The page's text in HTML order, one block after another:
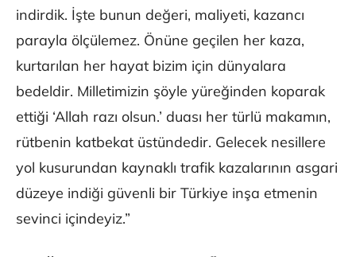
indirdik. İşte bunun değeri, maliyeti, kazancı
parayla ölçülemez. Önüne geçilen her kaza,
kurtarılan her hayat bizim için dünyalara
bedeldir. Milletimizin şöyle yüreğinden koparak
ettiği ‘Allah razı olsun.’ duası her türlü makamın,
rütbenin katbekat üstündedir. Gelecek nesillere
yol kusurundan kaynaklı trafik kazalarının asgari
düzeye indiği güvenli bir Türkiye inşa etmenin
sevinci içindeyiz.”